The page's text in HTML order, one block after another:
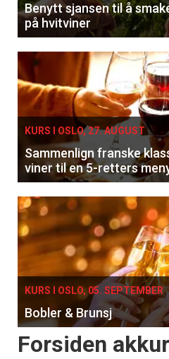
Benytt sjansen til å
på hvitviner
KURS I OSLO, 27. AUGUST
Sammenlign franske
viner til en 5-retters
KURS I OSLO, 05. SEPTEMBER
Bobler & Brunsj
Forsiden